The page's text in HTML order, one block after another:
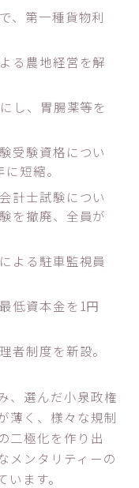
、第一種貨物利
る農地経営を解
し、胃腸薬等を
受験資格につい
短縮。
計士試験につい
を撤廃、全員が
よる駐車監視員
低資本金を1円
者制度を新設。
、選んだ小泉政権
薄く、様々な規制
二極化を作り出
メンタリティーの
ます。